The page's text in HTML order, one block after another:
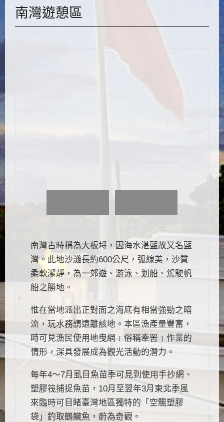
南灣遊憩區
南灣古時稱為大板埒，因海水湛藍故又名藍
灣。此地沙灘長約600公尺，弧線美，沙質
柔軟潔靜，為一郊遊、游泳、划船、駕駛帆
船之勝地。
惟在當地派出正對面之海底有相當強勁之暗
流，玩水務請遠離該地。本區漁產量豐富，
時可見漁民使用地曳網﹝俗稱牽罟﹞作業的
情形，深具發展成為觀光活動的潛力。
每年4～7月虱目魚苗季可見到使用手抄網、
塑膠筏捕捉魚苗，10月至翌年3月東北季風
來臨時可目睹臺灣地區獨特的「空飄塑膠
袋」釣取鶴鱵魚，蔚為奇觀。